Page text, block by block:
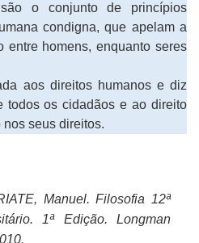
o conjunto de princípios
condigna, que apelam a
entre homens, enquanto seres
aos direitos humanos e diz
todos os cidadãos e ao direito
seus direitos.
Manuel.Filosofia 12ª
1ª Edição. Longman